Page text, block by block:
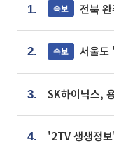
1. 속보 전북
2. 속보 서울
3.
4.